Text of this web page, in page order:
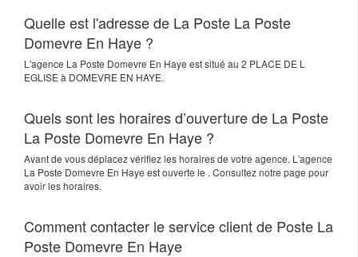
Quelle est l'adresse de La Poste La Poste
Domevre En Haye ?
L'agence La Poste Domevre En Haye est situé au 2 PLACE DE L
EGLISE à DOMEVRE EN HAYE.
Quels sont les horaires d’ouverture de La Poste
La Poste Domevre En Haye ?
Avant de vous déplacez vérifiez les horaires de votre agence. L'agence
La Poste Domevre En Haye est ouverte le . Consultez notre page pour
avoir les horaires.
Comment contacter le service client de Poste La
Poste Domevre En Haye